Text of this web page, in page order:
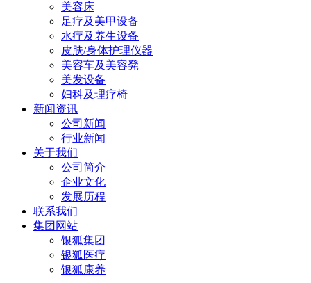
美容床
足疗及美甲设备
水疗及养生设备
皮肤/身体护理仪器
美容车及美容凳
美发设备
妇科及理疗椅
新闻资讯
公司新闻
行业新闻
关于我们
公司简介
企业文化
发展历程
联系我们
集团网站
银狐集团
银狐医疗
银狐康养